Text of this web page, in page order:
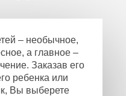
– необычное,
а главное –
Заказав его
ребенка или
Вы выберете